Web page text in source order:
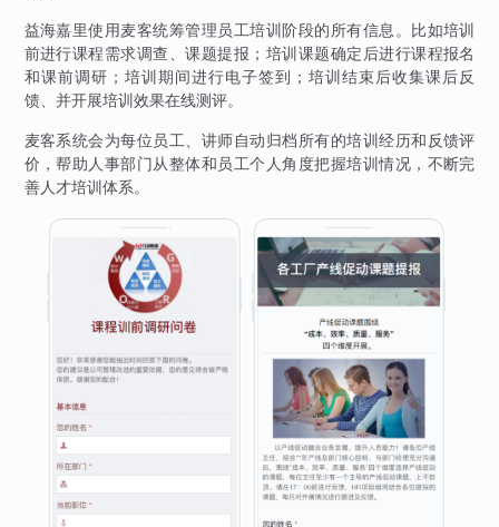
益海嘉里使用麦客统筹管理员工培训阶段的所有信息。比如培训
前进行课程需求调查、课题提报；培训课题确定后进行课程报名
和课前调研；培训期间进行电子签到；培训结束后收集课后反
馈、并开展培训效果在线测评。
麦客系统会为每位员工、讲师自动归档所有的培训经历和反馈评
价，帮助人事部门从整体和员工个人角度把握培训情况，不断完
善人才培训体系。